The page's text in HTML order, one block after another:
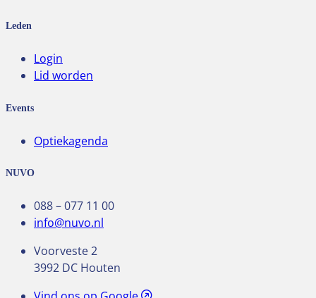
Leden
Login
Lid worden
Events
Optiekagenda
NUVO
088 – 077 11 00
info@nuvo.nl
Voorveste 2
3992 DC Houten